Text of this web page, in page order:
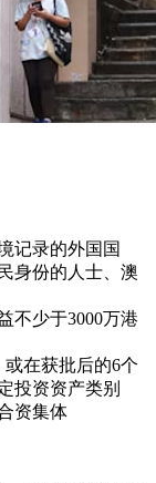
记录的外国国
身份的人士、澳
不少于3000万港
在获批后的6个
投资资产类别
资集体